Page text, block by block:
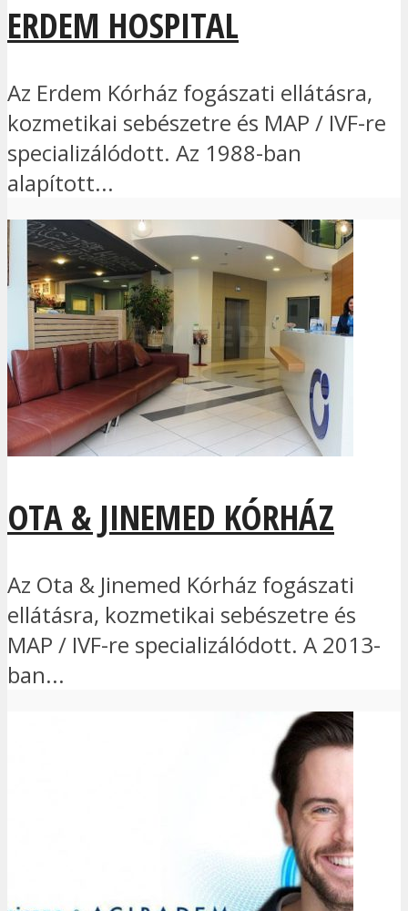
ERDEM HOSPITAL
Az Erdem Kórház fogászati ellátásra,
kozmetikai sebészetre és MAP / IVF-re
specializálódott. Az 1988-ban
alapított...
OTA & JINEMED KÓRHÁZ
Az Ota & Jinemed Kórház fogászati
ellátásra, kozmetikai sebészetre és
MAP / IVF-re specializálódott. A 2013-
ban...